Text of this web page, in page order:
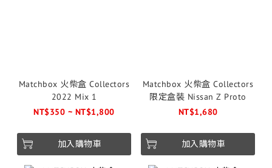
Matchbox 火柴盒 Collectors
2022 Mix 1
NT$350 ~ NT$1,800
加入購物車
Matchbox 火柴盒 Collectors
限定盒裝 Nissan Z Proto
NT$1,680
加入購物車